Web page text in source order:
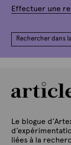
Effectuer une
Le blogue
liées à la